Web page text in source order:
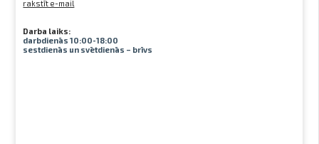
rakstīt e-mail
Darba laiks:
darbdienās 10:00-18:00
sestdienās un svētdienās – brīvs